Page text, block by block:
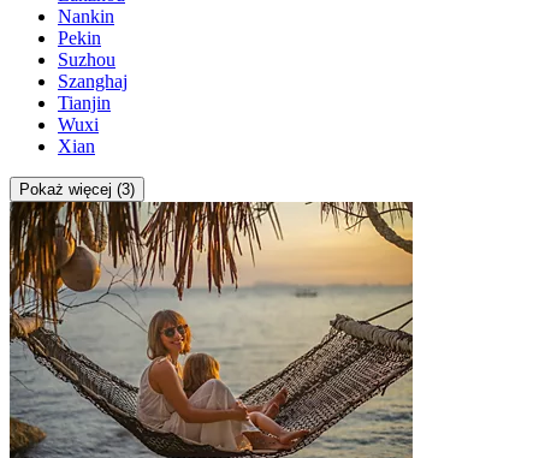
Nankin
Pekin
Suzhou
Szanghaj
Tianjin
Wuxi
Xian
Pokaż więcej (3)